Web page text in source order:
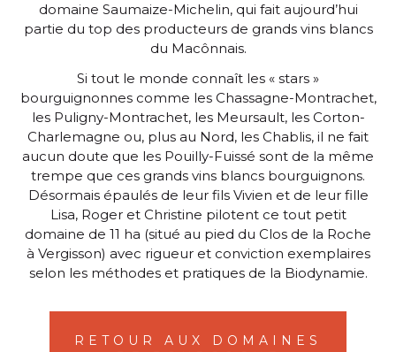
domaine Saumaize-Michelin, qui fait aujourd’hui
partie du top des producteurs de grands vins blancs
du Macônnais.
Si tout le monde connaît les « stars »
bourguignonnes comme les Chassagne-Montrachet,
les Puligny-Montrachet, les Meursault, les Corton-
Charlemagne ou, plus au Nord, les Chablis, il ne fait
aucun doute que les Pouilly-Fuissé sont de la même
trempe que ces grands vins blancs bourguignons.
Désormais épaulés de leur fils Vivien et de leur fille
Lisa, Roger et Christine pilotent ce tout petit
domaine de 11 ha (situé au pied du Clos de la Roche
à Vergisson) avec rigueur et conviction exemplaires
selon les méthodes et pratiques de la Biodynamie.
RETOUR AUX DOMAINES